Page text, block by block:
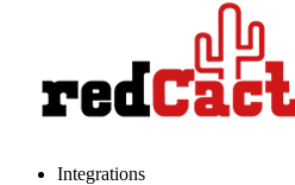
Integrations